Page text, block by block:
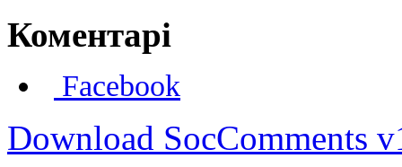
Коментарі
Facebook
Download SocComments